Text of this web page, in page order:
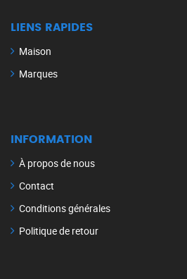
LIENS RAPIDES
Maison
Marques
INFORMATION
À propos de nous
Contact
Conditions générales
Politique de retour